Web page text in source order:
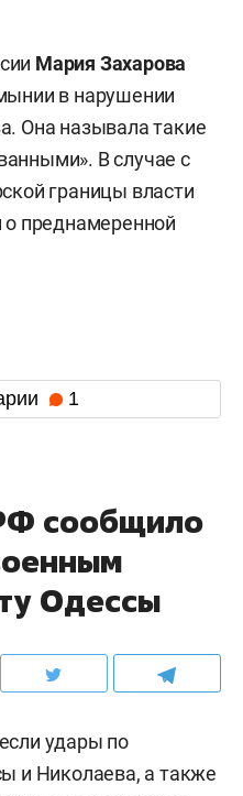
Мария Захарова
в нарушении
Она называла такие
В случае с
границы власти
о преднамеренной
1
сообщило
Одессы
удары по
и Николаева, а также